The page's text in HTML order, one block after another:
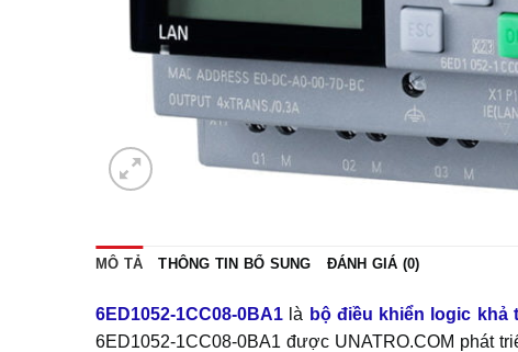
MÔ TẢ THÔNG TIN BỔ SUNG ĐÁNH GIÁ (0)
6ED1052-1CC08-0BA1 là bộ điều khiển logic khả
6ED1052-1CC08-0BA1 được UNATRO.COM phát